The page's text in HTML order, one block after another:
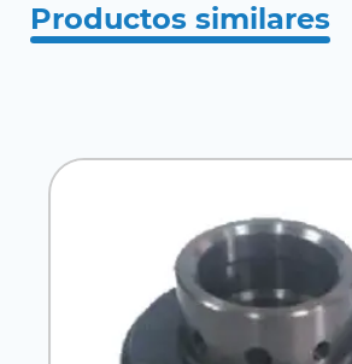
Productos similares